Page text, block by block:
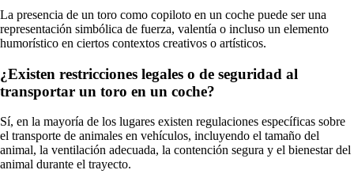
La presencia de un toro como copiloto en un coche puede ser una
representación simbólica de fuerza, valentía o incluso un elemento
humorístico en ciertos contextos creativos o artísticos.
¿Existen restricciones legales o de seguridad al
transportar un toro en un coche?
Sí, en la mayoría de los lugares existen regulaciones específicas sobre
el transporte de animales en vehículos, incluyendo el tamaño del
animal, la ventilación adecuada, la contención segura y el bienestar del
animal durante el trayecto.